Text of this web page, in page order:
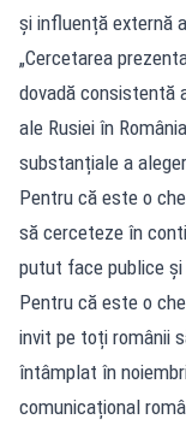
și influență externă
„Cercetarea
dovadă consistentă
ale Rusiei în
substanțiale a
Pentru că este o
să cerceteze în
putut face publice
Pentru că este o
invit pe toți românii
întâmplat în
comunicațional